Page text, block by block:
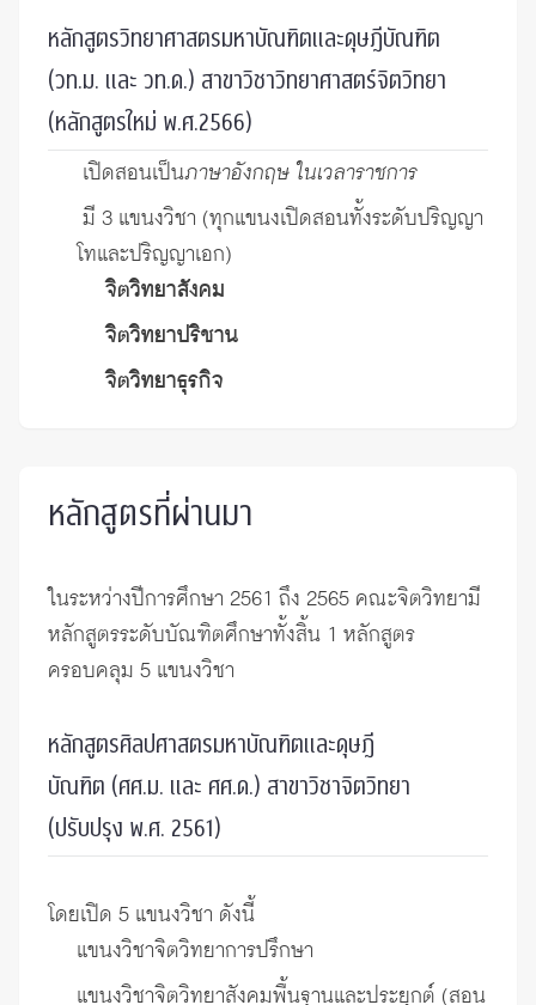
หลักสูตรวิทยาศาสตรมหาบัณฑิตและดุษฎีบัณฑิต
(วท.ม. และ วท.ด.) สาขาวิชาวิทยาศาสตร์จิตวิทยา
(หลักสูตรใหม่ พ.ศ.2566)
เปิดสอนเป็นภาษาอังกฤษ ในเวลาราชการ
มี 3 แขนงวิชา (ทุกแขนงเปิดสอนทั้งระดับปริญญา
โทและปริญญาเอก)
จิตวิทยาสังคม
จิตวิทยาปริชาน
จิตวิทยาธุรกิจ
หลักสูตรที่ผ่านมา
ในระหว่างปีการศึกษา 2561 ถึง 2565 คณะจิตวิทยามี
หลักสูตรระดับบัณฑิตศึกษาทั้งสิ้น 1 หลักสูตร
ครอบคลุม 5 แขนงวิชา
หลักสูตรศิลปศาสตรมหาบัณฑิตและดุษฎี
บัณฑิต (ศศ.ม. และ ศศ.ด.) สาขาวิชาจิตวิทยา
(ปรับปรุง พ.ศ. 2561)
โดยเปิด 5 แขนงวิชา ดังนี้
แขนงวิชาจิตวิทยาการปรึกษา
แขนงวิชาจิตวิทยาสังคมพื้นฐานและประยุกต์ (สอน